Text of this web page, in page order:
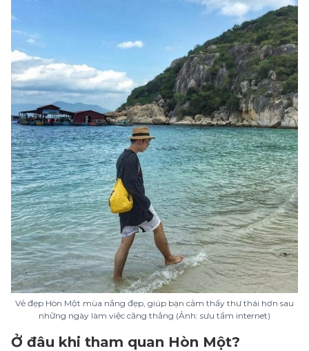
Vẻ đẹp Hòn Một mùa nắng đẹp, giúp bạn cảm thấy thư thái hơn sau
những ngày làm việc căng thẳng (Ảnh: sưu tầm internet)
Ở đâu khi tham quan Hòn Một?